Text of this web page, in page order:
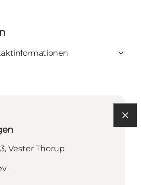
Vester Thorup